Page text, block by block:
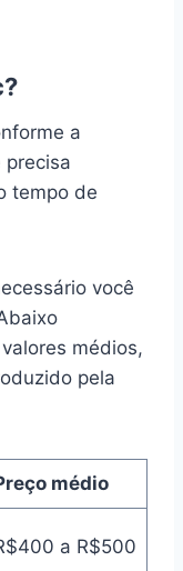
a
precisa
tempo de
você
médios,
pela
médio
a R$500